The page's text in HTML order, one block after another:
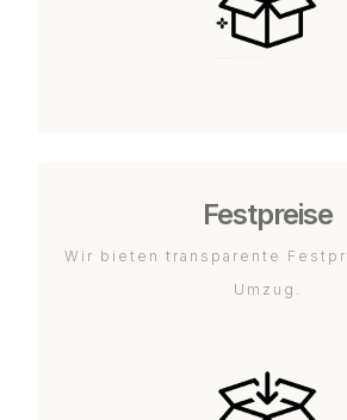
Festpreise
Wir bieten transparente
Umzug.